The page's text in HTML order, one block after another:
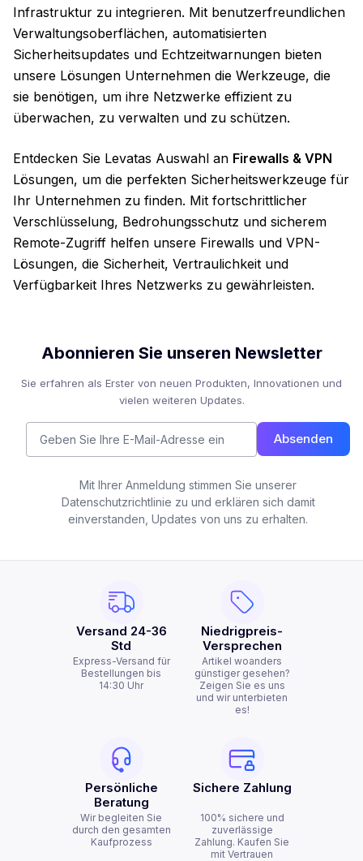
Infrastruktur zu integrieren. Mit benutzerfreundlichen
Verwaltungsoberflächen, automatisierten
Sicherheitsupdates und Echtzeitwarnungen bieten
unsere Lösungen Unternehmen die Werkzeuge, die
sie benötigen, um ihre Netzwerke effizient zu
überwachen, zu verwalten und zu schützen.
Entdecken Sie Levatas Auswahl an Firewalls & VPN
Lösungen, um die perfekten Sicherheitswerkzeuge für
Ihr Unternehmen zu finden. Mit fortschrittlicher
Verschlüsselung, Bedrohungsschutz und sicherem
Remote-Zugriff helfen unsere Firewalls und VPN-
Lösungen, die Sicherheit, Vertraulichkeit und
Verfügbarkeit Ihres Netzwerks zu gewährleisten.
Abonnieren Sie unseren Newsletter
Sie erfahren als Erster von neuen Produkten, Innovationen und
vielen weiteren Updates.
Absenden
Mit Ihrer Anmeldung stimmen Sie unserer
Datenschutzrichtlinie zu und erklären sich damit
einverstanden, Updates von uns zu erhalten.
Versand 24-36
Std
Express-Versand für
Bestellungen bis
14:30 Uhr
Niedrigpreis-
Versprechen
Artikel woanders
günstiger gesehen?
Zeigen Sie es uns
und wir unterbieten
es!
Persönliche
Beratung
Wir begleiten Sie
durch den gesamten
Kaufprozess
Sichere Zahlung
100% sichere und
zuverlässige
Zahlung. Kaufen Sie
mit Vertrauen